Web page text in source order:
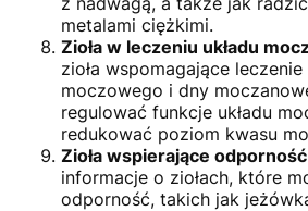
metalami ciężkimi.
Zioła w leczeniu układu
zioła wspomagające
moczowego i dny
regulować funkcje układu
redukować poziom kwasu
Zioła wspierające odporność
informacje o ziołach, które
odporność, takich jak